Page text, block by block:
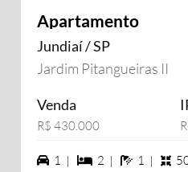
Apartamento
Jundiaí / SP
Jardim Pitangueiras II
Venda
R$ 430.000
1 vagas na garagem
1 | 2 dormiórios
2 | 11 |